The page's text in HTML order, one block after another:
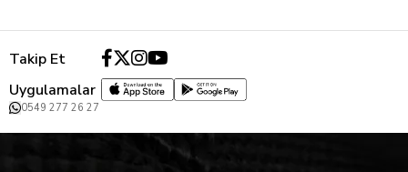
Takip Et
Uygulamalar
0549 277 26 27